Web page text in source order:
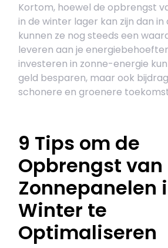
Kortom, hoewel de opbrengst
in de winter lager kan zijn dan in
kunnen ze nog steeds een
leveren aan je
investeren in zonne-energie
geld besparen, maar ook
schonere en groenere
9 Tips om de
Opbrengst van
Zonnepanelen
Winter te
Optimaliseren